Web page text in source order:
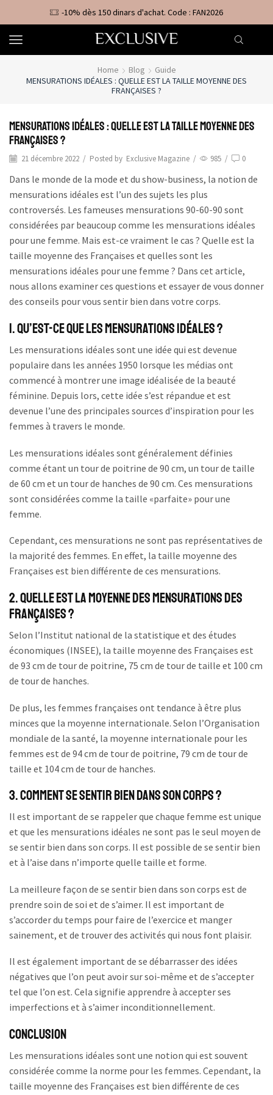
-10% dès 150 dinars d'achat. Code : FAN2026
Home Blog
Guide
MENSURATIONS IDÉALES : QUELLE EST LA TAILLE MOYENNE DES
FRANÇAISES ?
Mensurations Idéales : Quelle est la taille moyenne des
Françaises ?
21 décembre 2022 / Posted by Exclusive Magazine / 985 / 0
Dans le monde de la mode et du show-business, la notion de
mensurations idéales est l’un des sujets les plus
controversés. Les fameuses mensurations 90-60-90 sont
considérées par beaucoup comme les mensurations idéales
pour une femme. Mais est-ce vraiment le cas ? Quelle est la
taille moyenne des Françaises et quelles sont les
mensurations idéales pour une femme ? Dans cet article,
nous allons examiner ces questions et essayer de vous donner
des conseils pour vous sentir bien dans votre corps.
1. Qu’est-ce que les mensurations idéales ?
Les mensurations idéales sont une idée qui est devenue
populaire dans les années 1950 lorsque les médias ont
commencé à montrer une image idéalisée de la beauté
féminine. Depuis lors, cette idée s’est répandue et est
devenue l’une des principales sources d’inspiration pour les
femmes à travers le monde.
Les mensurations idéales sont généralement définies
comme étant un tour de poitrine de 90 cm, un tour de taille
de 60 cm et un tour de hanches de 90 cm. Ces mensurations
sont considérées comme la taille «parfaite» pour une
femme.
Cependant, ces mensurations ne sont pas représentatives de
la majorité des femmes. En effet, la taille moyenne des
Françaises est bien différente de ces mensurations.
2. Quelle est la moyenne des mensurations des
Françaises ?
Selon l’Institut national de la statistique et des études
économiques (INSEE), la taille moyenne des Françaises est
de 93 cm de tour de poitrine, 75 cm de tour de taille et 100 cm
de tour de hanches.
De plus, les femmes françaises ont tendance à être plus
minces que la moyenne internationale. Selon l’Organisation
mondiale de la santé, la moyenne internationale pour les
femmes est de 94 cm de tour de poitrine, 79 cm de tour de
taille et 104 cm de tour de hanches.
3. Comment se sentir bien dans son corps ?
Il est important de se rappeler que chaque femme est unique
et que les mensurations idéales ne sont pas le seul moyen de
se sentir bien dans son corps. Il est possible de se sentir bien
et à l’aise dans n’importe quelle taille et forme.
La meilleure façon de se sentir bien dans son corps est de
prendre soin de soi et de s’aimer. Il est important de
s’accorder du temps pour faire de l’exercice et manger
sainement, et de trouver des activités qui nous font plaisir.
Il est également important de se débarrasser des idées
négatives que l’on peut avoir sur soi-même et de s’accepter
tel que l’on est. Cela signifie apprendre à accepter ses
imperfections et à s’aimer inconditionnellement.
Conclusion
Les mensurations idéales sont une notion qui est souvent
considérée comme la norme pour les femmes. Cependant, la
taille moyenne des Françaises est bien différente de ces